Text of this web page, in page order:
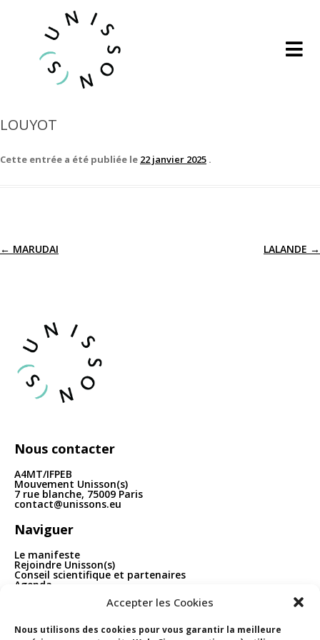
Accepter les Cookies
Nous utilisons des cookies pour vous garantir la meilleure
LOUYOT
Cette entrée a été publiée le 22 janvier 2025 .
Navigation
articles
← MARUDAI LALANDE →
Nous contacter
A4MT/IFPEB
Mouvement Unisson(s)
7 rue blanche, 75009 Paris
contact@unissons.eu
Naviguer
Le manifeste
Rejoindre Unisson(s)
Conseil scientifique et partenaires
Agenda